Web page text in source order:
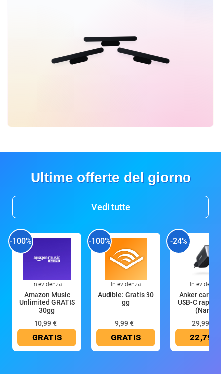
Ultime offerte del giorno
Vedi tutte
-100%
In evidenza
Amazon Music
Unlimited GRATIS
30gg
10,99 €
GRATIS
-100%
In evidenza
Audible: Gratis 30
gg
9,99 €
GRATIS
-24%
In evidenza
Anker
USB-C rapido
(Nano
29,99 €
22,79 €